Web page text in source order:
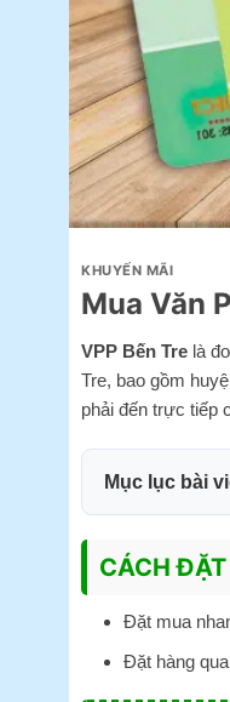
KHUYẾN MÃI
Mua Văn
VPP Bến Tre là
Tre, bao gồm
phải đến trực tiếp
Mục lục bài
CÁCH
Đặt mua
Đặt hàng